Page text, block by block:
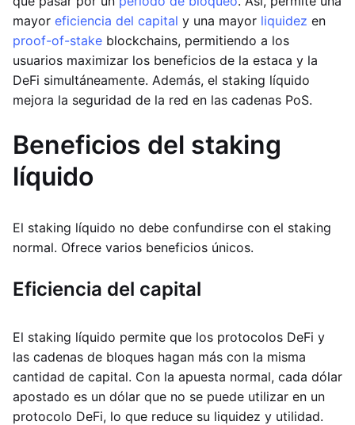
mayor eficiencia del capital y una mayor liquidez en
proof-of-stake blockchains, permitiendo a los
usuarios maximizar los beneficios de la estaca y la
DeFi simultáneamente. Además, el staking líquido
mejora la seguridad de la red en las cadenas PoS.
Beneficios del staking
líquido
El staking líquido no debe confundirse con el staking
normal. Ofrece varios beneficios únicos.
Eficiencia del capital
El staking líquido permite que los protocolos DeFi y
las cadenas de bloques hagan más con la misma
cantidad de capital. Con la apuesta normal, cada dólar
apostado es un dólar que no se puede utilizar en un
protocolo DeFi, lo que reduce su liquidez y utilidad.